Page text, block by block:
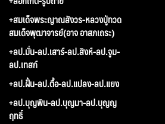
+สมเด็จพระญาณสังวร-หลวงปู่ทวด
สมเด็จพุฒาจารย์(อาจ อาสภเถระ)
+ลป.มั่น-ลป.เสาร์-ลป.สิงห์-ลป.จูม-
ลป.เทสก์
+ลป.ฝั้น-ลป.ตื้อ-ลป.แปลง-ลป.แยง
+ลป.บุญพิน-ลป.บุญมา-ลป.บุญญ
ฤทธิ์